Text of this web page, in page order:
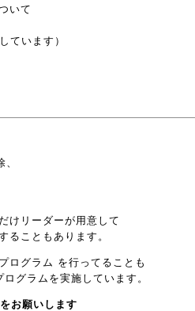
いて
ています）
けリーダーが用意して
ることもあります。
ログラム を行ってることも
グラムを実施しています。
お願いします